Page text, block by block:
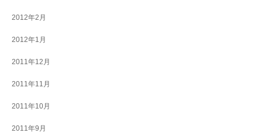
2012年2月
2012年1月
2011年12月
2011年11月
2011年10月
2011年9月